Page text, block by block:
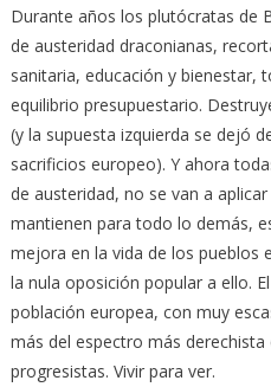
Durante años los plutócratas de
de austeridad draconianas,
sanitaria, educación y bienestar,
equilibrio presupuestario.
(y la supuesta izquierda se dejó
sacrificios europeo). Y ahora
de austeridad, no se van a
mantienen para todo lo demás,
mejora en la vida de los pueblos
la nula oposición popular a ello.
población europea, con muy
más del espectro más
progresistas. Vivir para ver.